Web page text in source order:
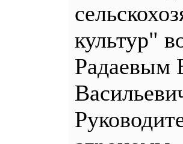
культур"
Радаевым